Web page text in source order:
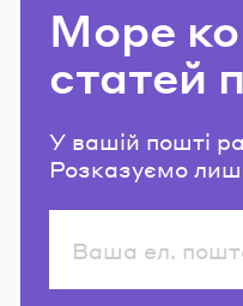
Море
статей
У вашій пошті
Розказуємо